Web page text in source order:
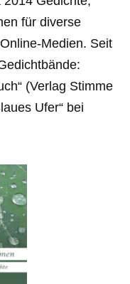
für diverse
Medien. Seit
(Verlag Stimme
Ufer“ bei